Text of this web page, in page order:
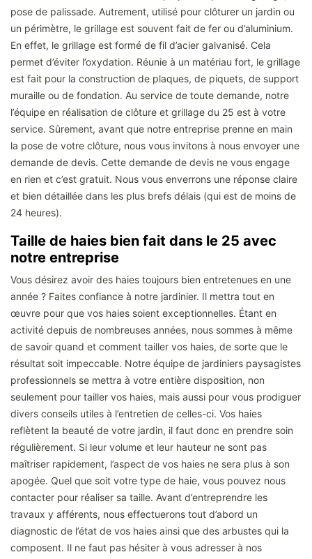
pose de palissade. Autrement, utilisé pour clôturer un jardin ou
un périmètre, le grillage est souvent fait de fer ou d’aluminium.
En effet, le grillage est formé de fil d’acier galvanisé. Cela
permet d’éviter l’oxydation. Réunie à un matériau fort, le grillage
est fait pour la construction de plaques, de piquets, de support
muraille ou de fondation. Au service de toute demande, notre
l’équipe en réalisation de clôture et grillage du 25 est à votre
service. Sûrement, avant que notre entreprise prenne en main
la pose de votre clôture, nous vous invitons à nous envoyer une
demande de devis. Cette demande de devis ne vous engage
en rien et c’est gratuit. Nous vous enverrons une réponse claire
et bien détaillée dans les plus brefs délais (qui est de moins de
24 heures).
Taille de haies bien fait dans le 25 avec
notre entreprise
Vous désirez avoir des haies toujours bien entretenues en une
année ? Faites confiance à notre jardinier. Il mettra tout en
œuvre pour que vos haies soient exceptionnelles. Étant en
activité depuis de nombreuses années, nous sommes à même
de savoir quand et comment tailler vos haies, de sorte que le
résultat soit impeccable. Notre équipe de jardiniers paysagistes
professionnels se mettra à votre entière disposition, non
seulement pour tailler vos haies, mais aussi pour vous prodiguer
divers conseils utiles à l’entretien de celles-ci. Vos haies
reflètent la beauté de votre jardin, il faut donc en prendre soin
régulièrement. Si leur volume et leur hauteur ne sont pas
maîtriser rapidement, l’aspect de vos haies ne sera plus à son
apogée. Quel que soit votre type de haie, vous pouvez nous
contacter pour réaliser sa taille. Avant d’entreprendre les
travaux y afférents, nous effectuerons tout d’abord un
diagnostic de l’état de vos haies ainsi que des arbustes qui la
composent. Il ne faut pas hésiter à vous adresser à nos